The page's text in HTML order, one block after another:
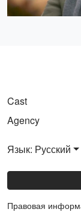
Cast
Agency
Язык: Русский
Правовая